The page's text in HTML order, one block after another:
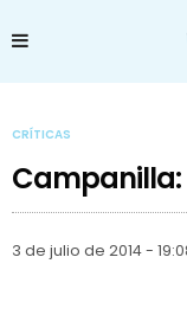
CRÍTICAS
3 de julio de 2014 -